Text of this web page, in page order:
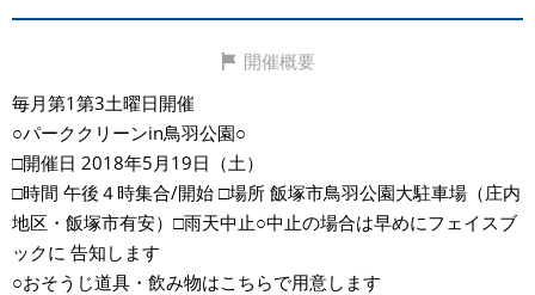
開催概要
毎月第1第3土曜日開催
○パーククリーンin鳥羽公園○
□開催日 2018年5月19日（土）
□時間 午後４時集合/開始 □場所 飯塚市鳥羽公園大駐車場（庄内
地区・飯塚市有安）□雨天中止○中止の場合は早めにフェイスブ
ックに 告知します
○おそうじ道具・飲み物はこちらで用意します